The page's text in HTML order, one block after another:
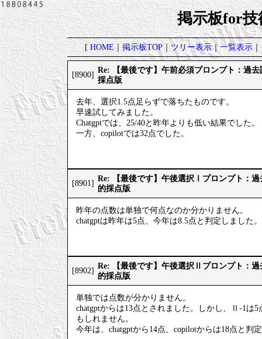
掲示板for技
[HOME｜掲示板TOP｜ツリー表示｜一覧表示｜
[8900]
Re: 【最後です】午前必須プロンプト：過
採点版
去年、選択1.5点足らずで落ちたものです。
早速試してみました。
Chatgptでは、25/40と昨年よりも低い結果でした。
一方、copilotでは32点でした。
[8901]
Re: 【最後です】午後選択Ⅰプロンプト：
的採点版
昨年の点数は単独で何点なのか分かりません。
chatgptは昨年は5点、今年は8.5点と判定しました。
[8902]
Re: 【最後です】午後選択Ⅱプロンプト：
的採点版
単独では点数が分かりません。
chatgptからは13点とされました。しかし、Ⅱ-1は
もしれません。
今年は、chatgptから14点、copilotからは18点と判